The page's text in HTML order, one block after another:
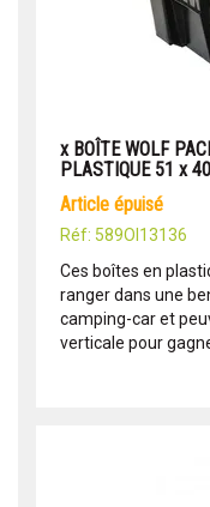
x BOÎTE WOLF
PLASTIQUE 51 x
article épuisé
Réf: 589OI13136
Ces boîtes en
ranger dans une
camping-car et
verticale pour